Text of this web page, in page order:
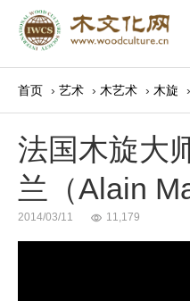
首页 › 艺术 › 木艺术 › 木旋 ›
法国木旋大
兰（Alain
2014/03/11 11,179